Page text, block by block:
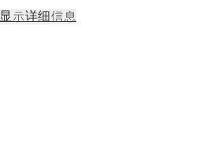
显示详细信息